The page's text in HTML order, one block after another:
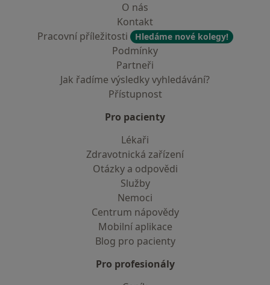
O nás
Kontakt
Pracovní příležitosti
Hledáme nové kolegy!
Podmínky
Partneři
Jak řadíme výsledky vyhledávání?
Přístupnost
Pro pacienty
Lékaři
Zdravotnická zařízení
Otázky a odpovědi
Služby
Nemoci
Centrum nápovědy
Mobilní aplikace
Blog pro pacienty
Pro profesionály